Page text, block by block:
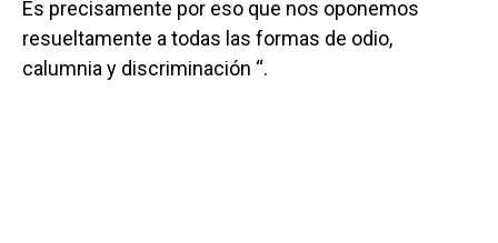
Es precisamente por eso que nos oponemos
resueltamente a todas las formas de odio,
calumnia y discriminación “.